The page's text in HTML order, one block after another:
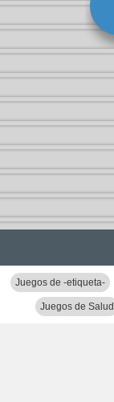
Juegos de -etiqueta-
Juegos de Salud